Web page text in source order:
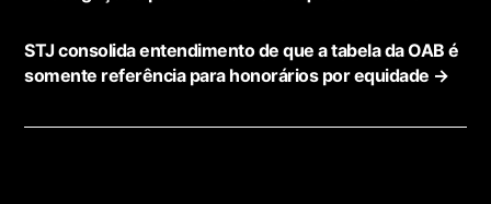
STJ consolida entendimento de que a tabela da OAB é
somente referência para honorários por equidade →